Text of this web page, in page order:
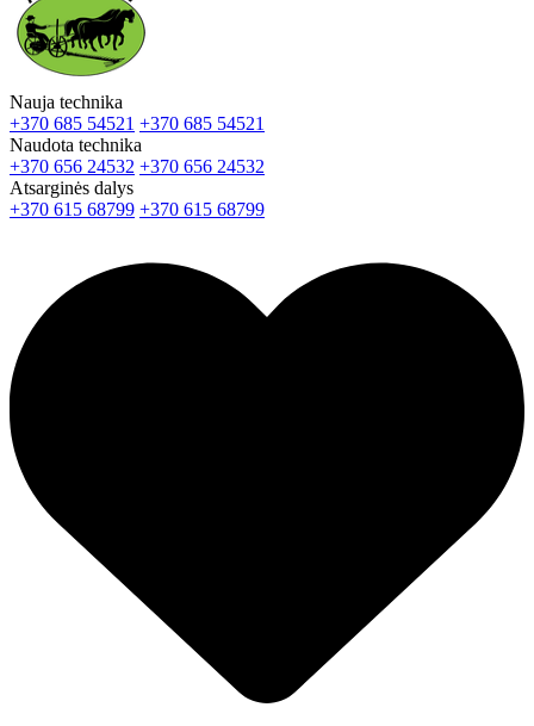
Nauja technika
+370 685 54521 +370 685 54521
Naudota technika
+370 656 24532 +370 656 24532
Atsarginės dalys
+370 615 68799 +370 615 68799